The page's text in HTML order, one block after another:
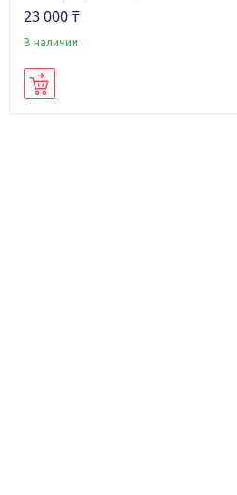
23 000 ₸
В наличии